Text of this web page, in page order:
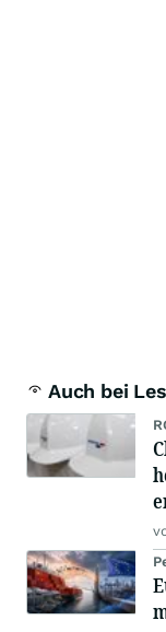
Auch bei